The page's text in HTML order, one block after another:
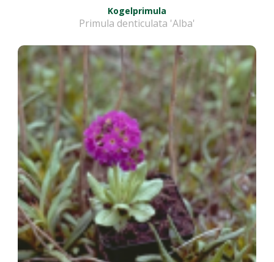
Kogelprimula
Primula denticulata 'Alba'